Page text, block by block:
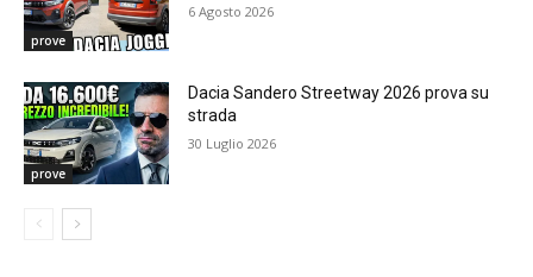
prove
6 Agosto 2026
prove
Dacia Sandero Streetway 2026 prova su
strada
30 Luglio 2026